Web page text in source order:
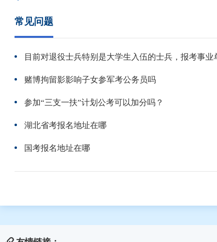
常见问题
赌博拘留影影响子女参军考公务员吗
参加“三支一扶”计划公考可以加分吗？
湖北省考报名地址在哪
国考报名地址在哪